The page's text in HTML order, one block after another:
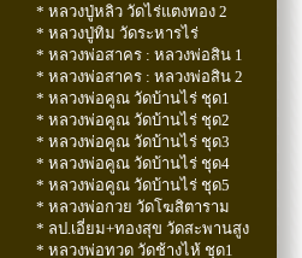
* หลวงปู่หลิว วัดไร่แตงทอง 2
* หลวงปู่ทิม วัดระหารไร่
* หลวงพ่อสาคร : หลวงพ่อสิน 1
* หลวงพ่อสาคร : หลวงพ่อสิน 2
* หลวงพ่อคูณ วัดบ้านไร่ ชุด1
* หลวงพ่อคูณ วัดบ้านไร่ ชุด2
* หลวงพ่อคูณ วัดบ้านไร่ ชุด3
* หลวงพ่อคูณ วัดบ้านไร่ ชุด4
* หลวงพ่อคูณ วัดบ้านไร่ ชุด5
* หลวงพ่อกวย วัดโฆสิตาราม
* ลป.เอี่ยม+ทองสุข วัดสะพานสูง
* หลวงพ่อทวด วัดช้างไห้ ชุด1